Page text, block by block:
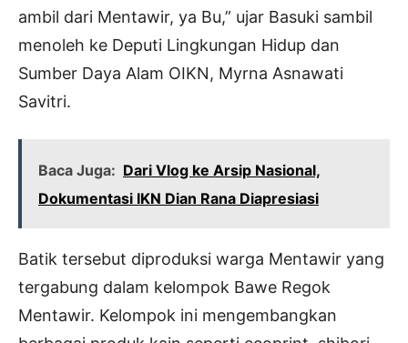
ambil dari Mentawir, ya Bu,” ujar Basuki sambil
menoleh ke Deputi Lingkungan Hidup dan
Sumber Daya Alam OIKN, Myrna Asnawati
Savitri.
Baca Juga: Dari Vlog ke Arsip Nasional,
Dokumentasi IKN Dian Rana Diapresiasi
Batik tersebut diproduksi warga Mentawir yang
tergabung dalam kelompok Bawe Regok
Mentawir. Kelompok ini mengembangkan